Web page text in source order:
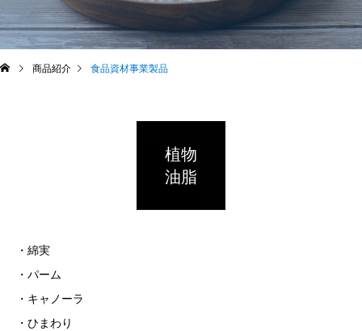
商品紹介 食品資材事業製品
植物
油脂
・綿実
・パーム
・キャノーラ
・ひまわり